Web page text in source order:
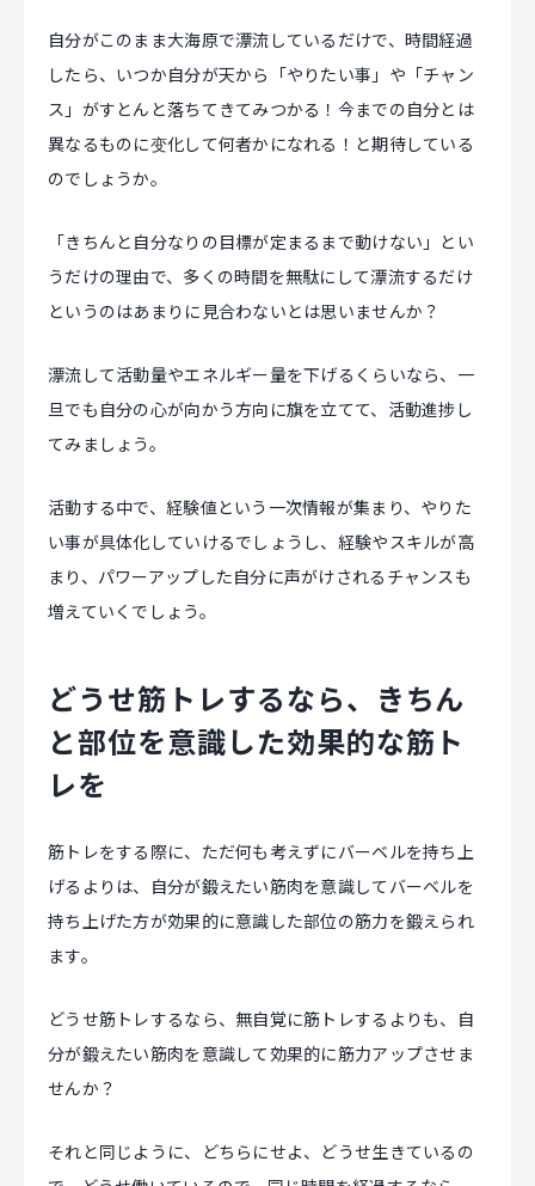
自分がこのまま大海原で漂流しているだけで、時間経過
したら、いつか自分が天から「やりたい事」や「チャン
ス」がすとんと落ちてきてみつかる！今までの自分とは
異なるものに变化して何者かになれる！と期待している
のでしょうか。
「きちんと自分なりの目標が定まるまで動けない」とい
うだけの理由で、多くの時間を無駄にして漂流するだけ
というのはあまりに見合わないとは思いませんか？
漂流して活動量やエネルギー量を下げるくらいなら、一
旦でも自分の心が向かう方向に旗を立てて、活動進捗し
てみましょう。
活動する中で、経験値という一次情報が集まり、やりた
い事が具体化していけるでしょうし、経験やスキルが高
まり、パワーアップした自分に声がけされるチャンスも
増えていくでしょう。
どうせ筋トレするなら、きちん
と部位を意識した効果的な筋ト
レを
筋トレをする際に、ただ何も考えずにバーベルを持ち上
げるよりは、自分が鍛えたい筋肉を意識してバーベルを
持ち上げた方が効果的に意識した部位の筋力を鍛えられ
ます。
どうせ筋トレするなら、無自覚に筋トレするよりも、自
分が鍛えたい筋肉を意識して効果的に筋力アップさせま
せんか？
それと同じように、どちらにせよ、どうせ生きているの